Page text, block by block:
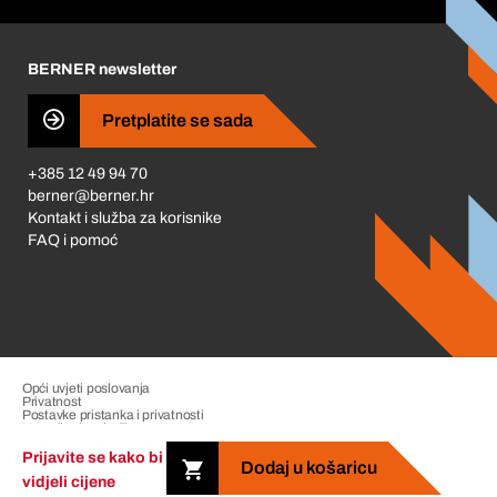
Prijavite se kako bi
vidjeli cijene
Dodaj u košaricu
Business Conduct
BERNER newsletter
Pretplatite se sada
+385 12 49 94 70
berner@berner.hr
Kontakt i služba za korisnike
FAQ i pomoć
Copyright &copy; 2026 The Berner Group. All rights reserved.
Opći uvjeti poslovanja
Privatnost
Postavke pristanka i privatnosti
Upravljanje pritužbama